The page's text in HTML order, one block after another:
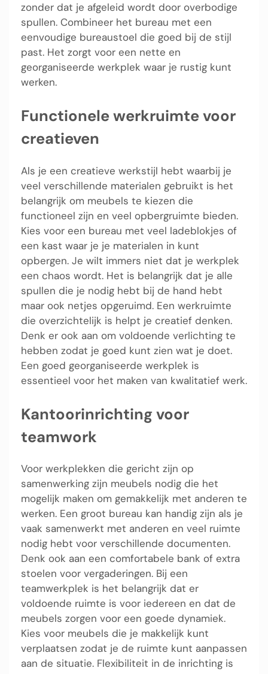
zonder dat je afgeleid wordt door overbodige
spullen. Combineer het bureau met een
eenvoudige bureaustoel die goed bij de stijl
past. Het zorgt voor een nette en
georganiseerde werkplek waar je rustig kunt
werken.
Functionele werkruimte voor
creatieven
Als je een creatieve werkstijl hebt waarbij je
veel verschillende materialen gebruikt is het
belangrijk om meubels te kiezen die
functioneel zijn en veel opbergruimte bieden.
Kies voor een bureau met veel ladeblokjes of
een kast waar je je materialen in kunt
opbergen. Je wilt immers niet dat je werkplek
een chaos wordt. Het is belangrijk dat je alle
spullen die je nodig hebt bij de hand hebt
maar ook netjes opgeruimd. Een werkruimte
die overzichtelijk is helpt je creatief denken.
Denk er ook aan om voldoende verlichting te
hebben zodat je goed kunt zien wat je doet.
Een goed georganiseerde werkplek is
essentieel voor het maken van kwalitatief werk.
Kantoorinrichting voor
teamwork
Voor werkplekken die gericht zijn op
samenwerking zijn meubels nodig die het
mogelijk maken om gemakkelijk met anderen te
werken. Een groot bureau kan handig zijn als je
vaak samenwerkt met anderen en veel ruimte
nodig hebt voor verschillende documenten.
Denk ook aan een comfortabele bank of extra
stoelen voor vergaderingen. Bij een
teamwerkplek is het belangrijk dat er
voldoende ruimte is voor iedereen en dat de
meubels zorgen voor een goede dynamiek.
Kies voor meubels die je makkelijk kunt
verplaatsen zodat je de ruimte kunt aanpassen
aan de situatie. Flexibiliteit in de inrichting is